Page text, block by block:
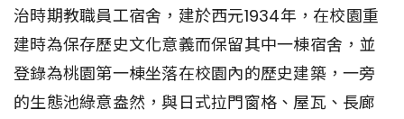
治時期教職員工宿舍，建於西元1934年，在校園重
建時為保存歷史文化意義而保留其中一棟宿舍，並
登錄為桃園第一棟坐落在校園內的歷史建築，一旁
的生態池綠意盎然，與日式拉門窗格、屋瓦、長廊